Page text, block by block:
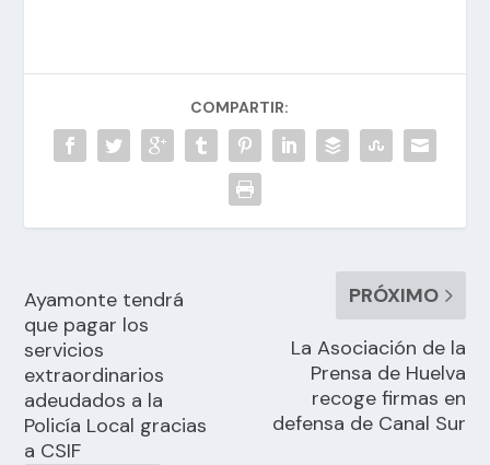
COMPARTIR:
Ayamonte tendrá
que pagar los
servicios
extraordinarios
adeudados a la
Policía Local gracias
a CSIF
PRÓXIMO
La Asociación de la
Prensa de Huelva
recoge firmas en
defensa de Canal Sur